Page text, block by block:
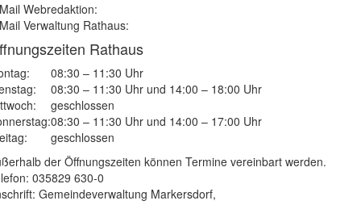
Webredaktion:
Verwaltung Rathaus:
Rathaus
08:30 – 11:30 Uhr
08:30 – 11:30 Uhr und 14:00 – 18:00 Uhr
geschlossen
08:30 – 11:30 Uhr und 14:00 – 17:00 Uhr
geschlossen
der Öffnungszeiten können Termine vereinbart werden.
035829 630-0
Gemeindeverwaltung Markersdorf,